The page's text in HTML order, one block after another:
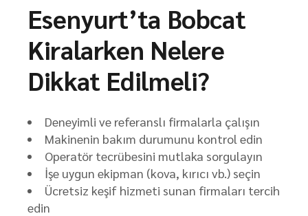
Esenyurt’ta Bobcat
Kiralarken Nelere
Dikkat Edilmeli?
Deneyimli ve referanslı firmalarla çalışın
Makinenin bakım durumunu kontrol edin
Operatör tecrübesini mutlaka sorgulayın
İşe uygun ekipman (kova, kırıcı vb.) seçin
Ücretsiz keşif hizmeti sunan firmaları tercih
edin